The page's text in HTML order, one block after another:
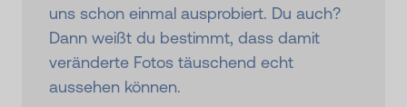
uns schon einmal ausprobiert. Du auch?
Dann weißt du bestimmt, dass damit
veränderte Fotos täuschend echt
aussehen können.